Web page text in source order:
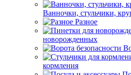
Ванночки, стульчики,
Разное
новорожденных
кормления